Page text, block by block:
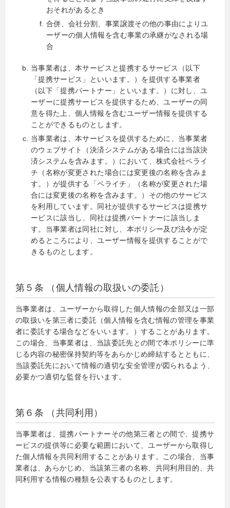
おそれがあるとき
合併、会社分割、事業譲渡その他の事由によりユ
ーザーの個人情報を含む事業の承継がなされる場
合
当事業者は、本サービスと提携するサービス（以下
「提携サービス」といいます。）を提供する事業者
（以下「提携パートナー」といいます。）に対し、ユ
ーザーに提携サービスを提供するため、ユーザーの同
意を得た上、個人情報を含むユーザー情報を提供する
ことができるものとします。
当事業者は、本サービスを提供するために、当事業者
のウェブサイト（決済システムがある場合には当該決
済システムを含みます。）において、株式会社ペライ
チ（名称が変更された場合には変更後の名称を含みま
す。）が提供する「ペライチ」（名称が変更された場
合には変更後の名称を含みます。）その他のサービス
を利用しています。同社が提供するサービスは提携サ
ービスに該当し、同社は提携パートナーに該当しま
す。当事業者は同社に対し、本ポリシー及び法令が定
めるところにより、ユーザー情報を提供することがで
きるものとします。
第５条 （個人情報の取扱いの委託）
当事業者は、ユーザーから取得した個人情報の全部又は一部
の取扱いを第三者に委託（個人情報を含む情報の管理を事業
者に委託する場合などをいいます。）することがあります。
この場合、当事業者は、当該委託先との間で本ポリシーに準
じる内容の秘密保持契約等をあらかじめ締結するとともに、
当該委託先において情報の適切な安全管理が図られるよう、
必要かつ適切な監督を行います。
第６条 （共同利用）
当事業者は、提携パートナーその他第三者との間で、提携サ
ービスの提供等に必要な範囲において、ユーザーから取得し
た個人情報を共同利用することがあります。この場合、当事
業者は、あらかじめ、当該第三者の名称、共同利用目的、共
同利用する情報の種類を公表するものとします。